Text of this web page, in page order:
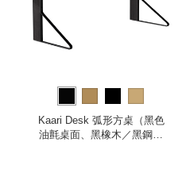
Kaari Desk 弧形方桌（黑色
油氈桌面、黑橡木／黑鋼桌